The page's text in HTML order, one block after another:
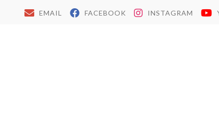
EMAIL FACEBOOK INSTAGRAM